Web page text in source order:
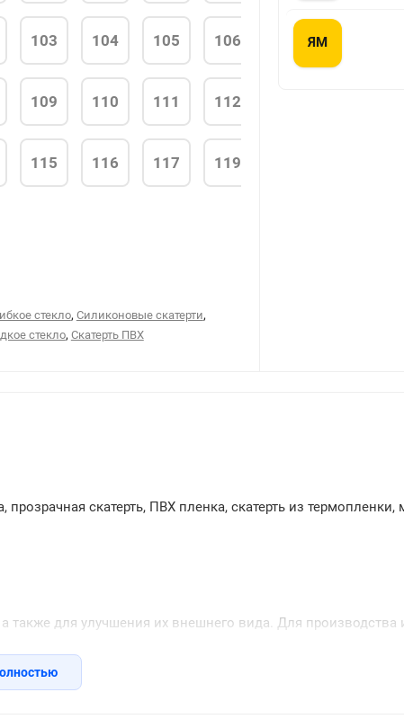
103 104 105 106
109 110 111 112
115 116 117 119
стекло, Силиконовые скатерти,
стекло, Скатерть ПВХ
ЯМ
скатерть, ПВХ пленка, скатерть из термопленки,
также для улучшения их внешнего вида. Для производства